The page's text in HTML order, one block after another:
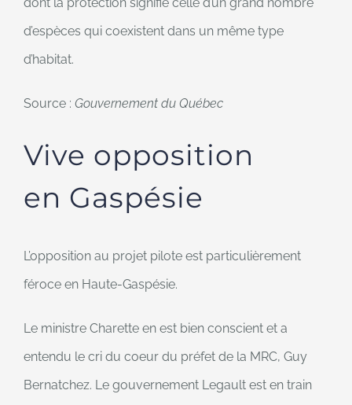
dont la protection signifie celle d’un grand nombre
d’espèces qui coexistent dans un même type
d’habitat.
Source : Gouvernement du Québec
Vive opposition
en Gaspésie
L’opposition au projet pilote est particulièrement
féroce en Haute-Gaspésie.
Le ministre Charette en est bien conscient et a
entendu le cri du coeur du préfet de la MRC, Guy
Bernatchez. Le gouvernement Legault est en train